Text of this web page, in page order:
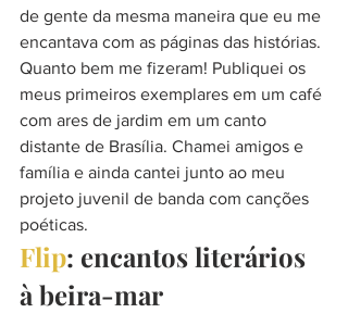
de gente da mesma maneira que eu me
encantava com as páginas das histórias.
Quanto bem me fizeram! Publiquei os
meus primeiros exemplares em um café
com ares de jardim em um canto
distante de Brasília. Chamei amigos e
família e ainda cantei junto ao meu
projeto juvenil de banda com canções
poéticas.
Flip: encantos literários
à beira-mar